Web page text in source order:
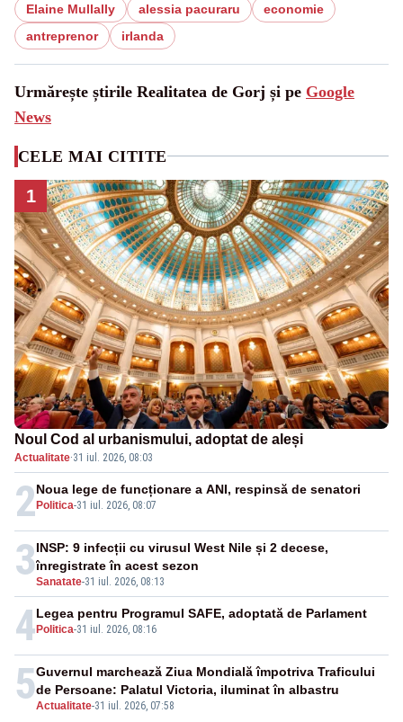
Elaine Mullally alessia pacuraru
economie
antreprenor
irlanda
Urmărește știrile Realitatea de Gorj și pe Google
News
CELE MAI CITITE
1
Noul Cod al urbanismului, adoptat de aleși
Actualitate·31 iul. 2026, 08:03
2 Politica-31 iul. 2026, 08:07
Noua lege de funcționare a ANI, respinsă de senatori
3Sanatate-31 iul. 2026, 08:13
INSP: 9 infecții cu virusul West Nile și 2 decese,
înregistrate în acest sezon
4 Politica-31 iul. 2026, 08:16
Legea pentru Programul SAFE, adoptată de Parlament
5Actualitate-31 iul. 2026, 07:58
Guvernul marchează Ziua Mondială împotriva Traficului
de Persoane: Palatul Victoria, iluminat în albastru